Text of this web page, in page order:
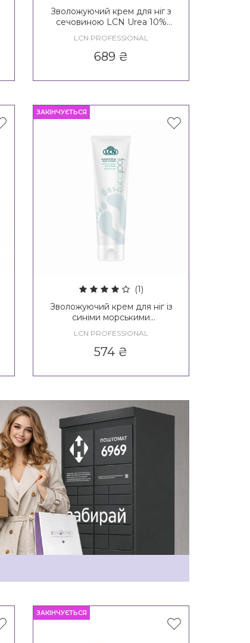
Зволожуючий крем для ніг з
сечовиною LCN Urea 10%
LCN PROFESSIONAL
689 ₴
ЗАКІНЧУЄТЬСЯ
(1)
Зволожуючий крем для ніг із
синіми морськими
Moisturizing Foot Cream Blue
LCN PROFESSIONAL
574 ₴
ЗАКІНЧУЄТЬСЯ